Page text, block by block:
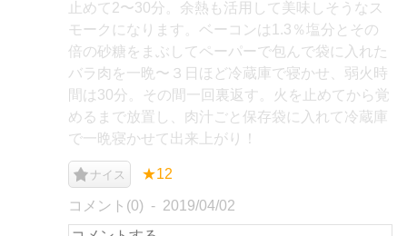
止めて2〜30分。余熱も活用して美味しそうなス
モークになります。ベーコンは1.3％塩分とその
倍の砂糖をまぶしてペーパーで包んで袋に入れた
バラ肉を一晩〜３日ほど冷蔵庫で寝かせ、弱火時
間は30分。その間一回裏返す。火を止めてから覚
めるまで放置し、肉汁ごと保存袋に入れて冷蔵庫
で一晩寝かせて出来上がり！
ナイス ★12
コメント(0) 2019/04/02